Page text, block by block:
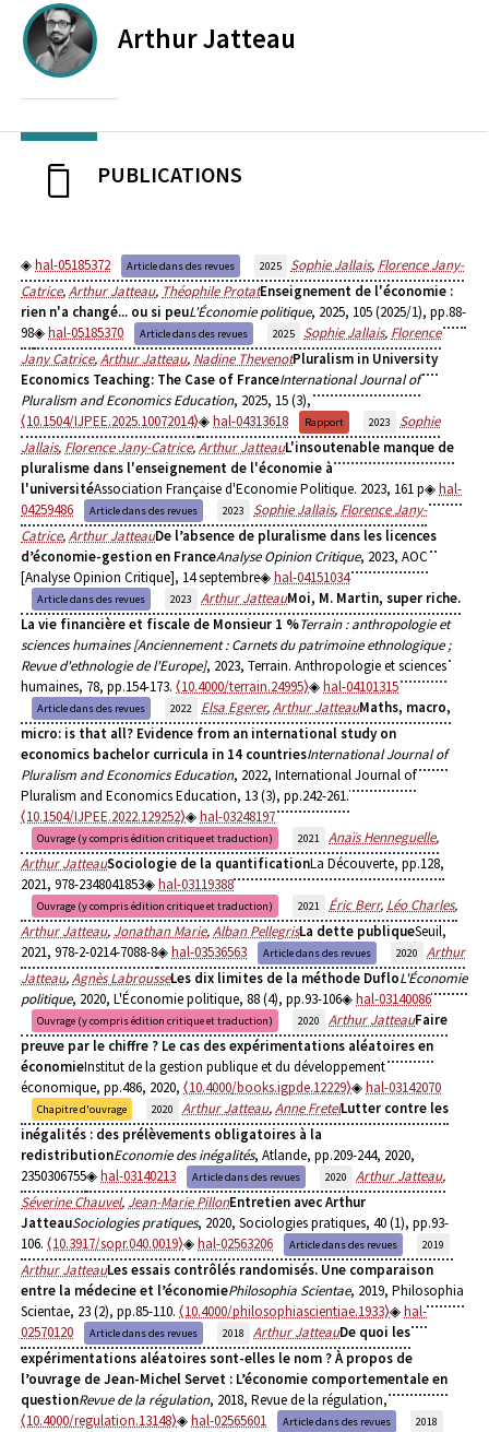
ArthurJatteau
PUBLICATIONS
hal-05185372 Article dans des revues 2025 Sophie Jallais, Florence Jany-
Catrice,Arthur Jatteau, Théophile ProtatEnseignement de l'économie :
rien n'a changé... ou si peuL'Économie politique, 2025, 105 (2025/1), pp.88-
98
hal-05185370 Article dans des revues 2025 Sophie Jallais, Florence
Jany Catrice,Arthur Jatteau, Nadine ThevenotPluralism in University
Economics Teaching: The Case of FranceInternational Journal of
Pluralism and Economics Education, 2025, 15 (3),
⟨10.1504/IJPEE.2025.10072014⟩
hal-04313618 Rapport 2023
Sophie
Jallais, Florence Jany-Catrice,Arthur JatteauL'insoutenable manque de
pluralisme dans l'enseignement de l'économie à
l'universitéAssociation Française d'Economie Politique. 2023, 161 p
hal-
04259486
Article dans des revues 2023 Sophie Jallais, Florence Jany-
Catrice,Arthur JatteauDe l’absence de pluralisme dans les licences
d’économie-gestion en FranceAnalyse Opinion Critique, 2023, AOC
[Analyse Opinion Critique], 14 septembre
hal-04151034
Article dans des revues 2023 Arthur JatteauMoi, M. Martin, super riche.
La vie financière et fiscale de Monsieur 1 %Terrain : anthropologie et
sciences humaines [Anciennement : Carnets du patrimoine ethnologique ;
Revue d'ethnologie de l'Europe], 2023, Terrain. Anthropologie et sciences
humaines, 78, pp.154-173. ⟨10.4000/terrain.24995⟩ hal-04101315
Article dans des revues 2022 Elsa Egerer,Arthur JatteauMaths, macro,
micro: is that all? Evidence from an international study on
economics bachelor curricula in 14 countriesInternational Journal of
Pluralism and Economics Education, 2022, International Journal of
Pluralism and Economics Education, 13 (3), pp.242-261.
⟨10.1504/IJPEE.2022.129252⟩
hal-03248197
Ouvrage (y compris édition critique et traduction) 2021 Anaïs Henneguelle,
Arthur JatteauSociologie de la quantificationLa Découverte, pp.128,
2021, 978-2348041853
hal-03119388
Ouvrage (y compris édition critique et traduction) 2021 Éric Berr, Léo Charles,
Arthur Jatteau, Jonathan Marie,Alban PellegrisLa dette publiqueSeuil,
2021, 978-2-0214-7088-8
hal-03536563 Article dans des revues 2020
Arthur
Jatteau,Agnès LabrousseLes dix limites de la méthode DufloL'Économie
politique, 2020, L'Économie politique, 88 (4), pp.93-106 hal-03140086
Ouvrage (y compris édition critique et traduction) 2020 Arthur JatteauFaire
preuve par le chiffre ? Le cas des expérimentations aléatoires en
économieInstitut de la gestion publique et du développement
économique, pp.486, 2020, ⟨10.4000/books.igpde.12229⟩ hal-03142070
Chapitre d'ouvrage 2020 Arthur Jatteau,Anne FretelLutter contre les
inégalités : des prélèvements obligatoires à la
redistributionEconomie des inégalités, Atlande, pp.209-244, 2020,
2350306755
hal-03140213 Article dans des revues 2020 Arthur Jatteau,
Séverine Chauvel, Jean-Marie PillonEntretien avec Arthur
JatteauSociologies pratiques, 2020, Sociologies pratiques, 40 (1), pp.93-
106. ⟨10.3917/sopr.040.0019⟩ hal-02563206 Article dans des revues 2019
Arthur JatteauLes essais contrôlés randomisés. Une comparaison
entre la médecine et l’économiePhilosophia Scientae, 2019, Philosophia
Scientae, 23 (2), pp.85-110. ⟨10.4000/philosophiascientiae.1933⟩
hal-
02570120
Article dans des revues 2018 Arthur JatteauDe quoi les
expérimentations aléatoires sont-elles le nom ? À propos de
l’ouvrage de Jean-Michel Servet : L’économie comportementale en
questionRevue de la régulation, 2018, Revue de la régulation,
⟨10.4000/regulation.13148⟩
hal-02565601 Article dans des revues 2018